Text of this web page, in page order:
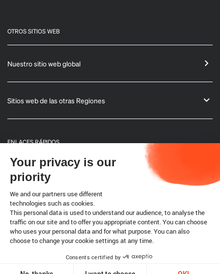
OTROS SITIOS WEB
Nuestro sitio web global
Sitios web de las otras Regiones
ENLACES RÁPIDOS
Informaciones generales
Boletín
Código terrestre
Cookies
Copyright @ World Organisation for Animal Health 2026
Your privacy is our
priority
We and our partners use different
technologies such as cookies.
This personal data is used to understand our audience, to analyse the
traffic on our site and to offer you appropriate content. You can choose
who uses your personal data and for what purpose. You can also
choose to change your cookie settings at any time.
Consents certified by